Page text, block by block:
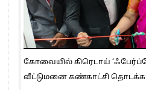
கோவையில் கிரெடாய்
வீட்டுமனை கண்காட்சி